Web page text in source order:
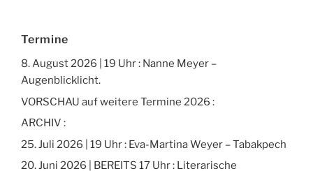
Termine
8. August 2026 | 19 Uhr : Nanne Meyer –
Augenblicklicht.
VORSCHAU auf weitere Termine 2026 :
ARCHIV :
25. Juli 2026 | 19 Uhr : Eva-Martina Weyer – Tabakpech
20. Juni 2026 | BEREITS 17 Uhr : Literarische